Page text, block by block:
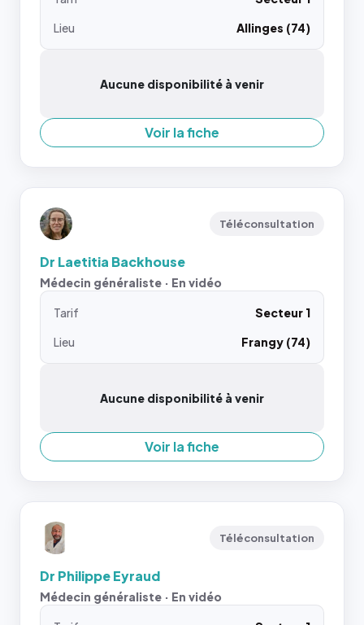
Lieu
Allinges (74)
Aucune disponibilité à venir
Voir la fiche
Téléconsultation
Dr Laetitia Backhouse
Médecin généraliste · En vidéo
Tarif
Secteur 1
Lieu
Frangy (74)
Aucune disponibilité à venir
Voir la fiche
Téléconsultation
Dr Philippe Eyraud
Médecin généraliste · En vidéo